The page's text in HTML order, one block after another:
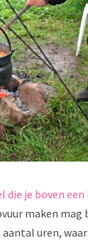
die je boven
maken mag
uren,